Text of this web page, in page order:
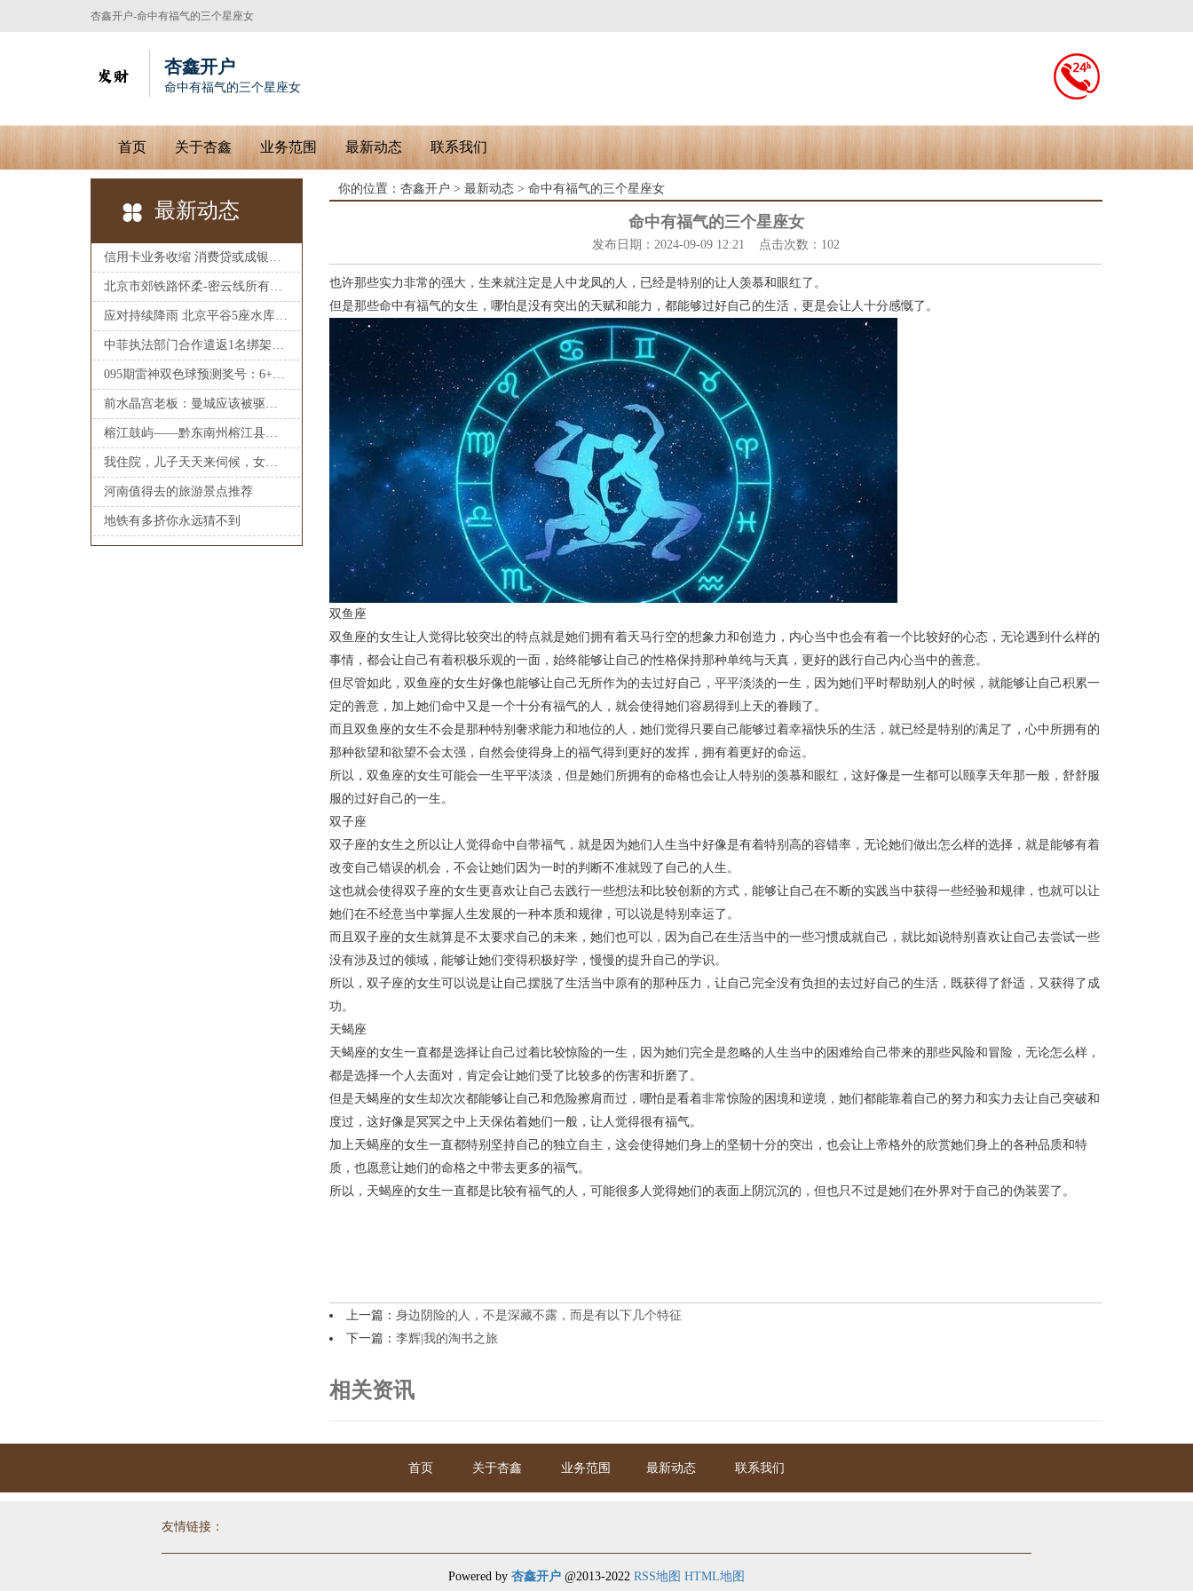
杏鑫开户-命中有福气的三个星座女
杏鑫开户
命中有福气的三个星座女
首页 关于杏鑫 业务范围 最新动态 联系我们
最新动态
信用卡业务收缩 消费贷或成银行收入新增长点
北京市郊铁路怀柔-密云线所有列车今天全部停运
应对持续降雨 北京平谷5座水库开闸泄洪放水
中菲执法部门合作遣返1名绑架犯罪嫌疑人
095期雷神双色球预测奖号：6+1推荐
前水晶宫老板：曼城应该被驱逐出英超
榕江鼓屿——黔东南州榕江县文化艺术中心设计方案
我住院，儿子天天来伺候，女儿给我请护工，出院后我却把拆迁款给了女儿
河南值得去的旅游景点推荐
地铁有多挤你永远猜不到 ​​​
你的位置：杏鑫开户 >最新动态 > 命中有福气的三个星座女
命中有福气的三个星座女
发布日期：2024-09-09 12:21 点击次数：102
也许那些实力非常的强大，生来就注定是人中龙凤的人，已经是特别的让人羡慕和眼红了。
但是那些命中有福气的女生，哪怕是没有突出的天赋和能力，都能够过好自己的生活，更是会让人十分感慨了。
双鱼座
双鱼座的女生让人觉得比较突出的特点就是她们拥有着天马行空的想象力和创造力，内心当中也会有着一个比较好的心态，无论遇到什么样的
事情，都会让自己有着积极乐观的一面，始终能够让自己的性格保持那种单纯与天真，更好的践行自己内心当中的善意。
但尽管如此，双鱼座的女生好像也能够让自己无所作为的去过好自己，平平淡淡的一生，因为她们平时帮助别人的时候，就能够让自己积累一
定的善意，加上她们命中又是一个十分有福气的人，就会使得她们容易得到上天的眷顾了。
而且双鱼座的女生不会是那种特别奢求能力和地位的人，她们觉得只要自己能够过着幸福快乐的生活，就已经是特别的满足了，心中所拥有的
那种欲望和欲望不会太强，自然会使得身上的福气得到更好的发挥，拥有着更好的命运。
所以，双鱼座的女生可能会一生平平淡淡，但是她们所拥有的命格也会让人特别的羡慕和眼红，这好像是一生都可以颐享天年那一般，舒舒服
服的过好自己的一生。
双子座
双子座的女生之所以让人觉得命中自带福气，就是因为她们人生当中好像是有着特别高的容错率，无论她们做出怎么样的选择，就是能够有着
改变自己错误的机会，不会让她们因为一时的判断不准就毁了自己的人生。
这也就会使得双子座的女生更喜欢让自己去践行一些想法和比较创新的方式，能够让自己在不断的实践当中获得一些经验和规律，也就可以让
她们在不经意当中掌握人生发展的一种本质和规律，可以说是特别幸运了。
而且双子座的女生就算是不太要求自己的未来，她们也可以，因为自己在生活当中的一些习惯成就自己，就比如说特别喜欢让自己去尝试一些
没有涉及过的领域，能够让她们变得积极好学，慢慢的提升自己的学识。
所以，双子座的女生可以说是让自己摆脱了生活当中原有的那种压力，让自己完全没有负担的去过好自己的生活，既获得了舒适，又获得了成
功。
天蝎座
天蝎座的女生一直都是选择让自己过着比较惊险的一生，因为她们完全是忽略的人生当中的困难给自己带来的那些风险和冒险，无论怎么样，
都是选择一个人去面对，肯定会让她们受了比较多的伤害和折磨了。
但是天蝎座的女生却次次都能够让自己和危险擦肩而过，哪怕是看着非常惊险的困境和逆境，她们都能靠着自己的努力和实力去让自己突破和
度过，这好像是冥冥之中上天保佑着她们一般，让人觉得很有福气。
加上天蝎座的女生一直都特别坚持自己的独立自主，这会使得她们身上的坚韧十分的突出，也会让上帝格外的欣赏她们身上的各种品质和特
质，也愿意让她们的命格之中带去更多的福气。
所以，天蝎座的女生一直都是比较有福气的人，可能很多人觉得她们的表面上阴沉沉的，但也只不过是她们在外界对于自己的伪装罢了。
上一篇：身边阴险的人，不是深藏不露，而是有以下几个特征
下一篇：李辉|我的淘书之旅
相关资讯
首页 关于杏鑫 业务范围 最新动态 联系我们
友情链接：
Powered by 杏鑫开户 @2013-2022 RSS地图 HTML地图